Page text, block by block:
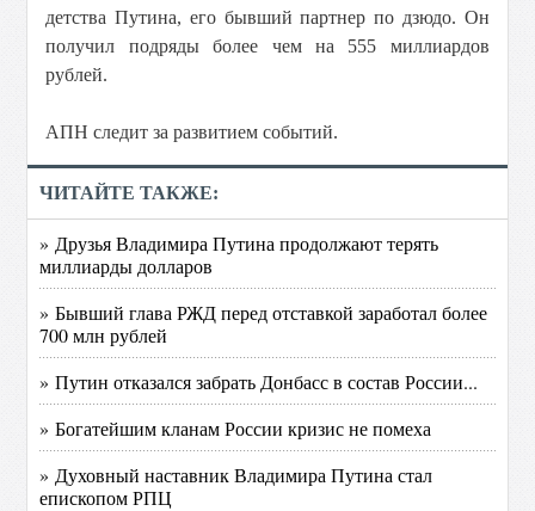
детства Путина, его бывший партнер по дзюдо. Он
получил подряды более чем на 555 миллиардов
рублей.
АПН следит за развитием событий.
ЧИТАЙТЕ ТАКЖЕ:
» Друзья Владимира Путина продолжают терять
миллиарды долларов
» Бывший глава РЖД перед отставкой заработал более
700 млн рублей
» Путин отказался забрать Донбасс в состав России...
» Богатейшим кланам России кризис не помеха
» Духовный наставник Владимира Путина стал
епископом РПЦ